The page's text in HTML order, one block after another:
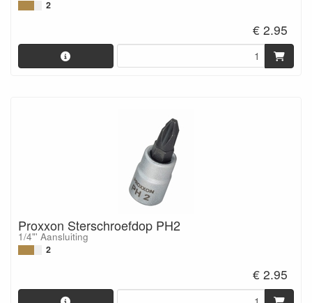
2
€ 2.95
Proxxon Sterschroefdop PH2
1/4"' Aansluiting
2
€ 2.95